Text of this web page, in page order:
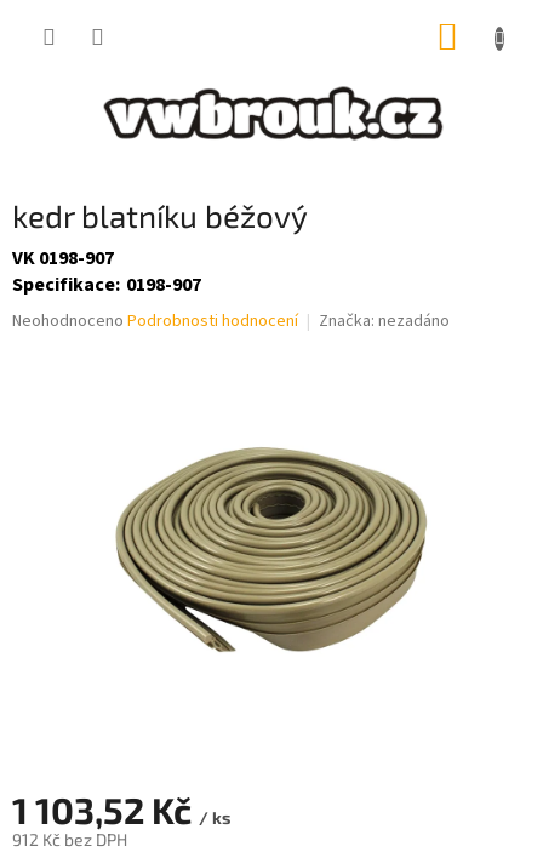
kedr blatníku béžový
VK 0198-907
Specifikace: 0198-907
Průměrné
Neohodnoceno Podrobnosti hodnocení Značka: nezadáno
1 103,52 Kč / ks
912 Kč bez DPH